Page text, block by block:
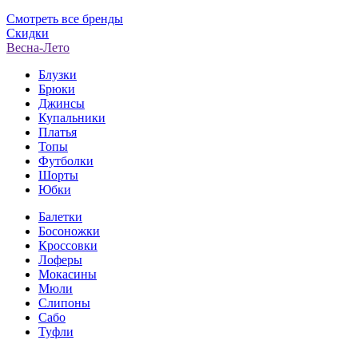
Смотреть все бренды
Скидки
Весна-Лето
Блузки
Брюки
Джинсы
Купальники
Платья
Топы
Футболки
Шорты
Юбки
Балетки
Босоножки
Кроссовки
Лоферы
Мокасины
Мюли
Слипоны
Сабо
Туфли